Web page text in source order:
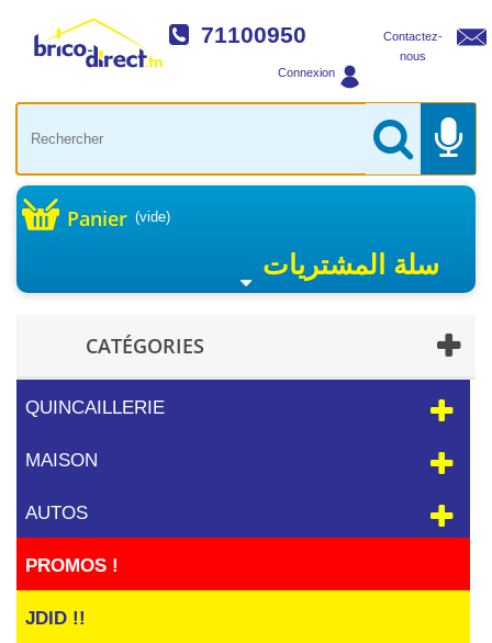
Contactez-
nous
71100950
Connexion
Panier (vide)
سلة المشتريات
CATÉGORIES
QUINCAILLERIE
MAISON
AUTOS
PROMOS !
JDID !!